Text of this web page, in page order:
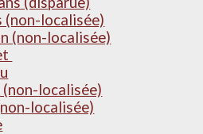
(non-localisée)
(non-localisée)
localisée)
localisée)